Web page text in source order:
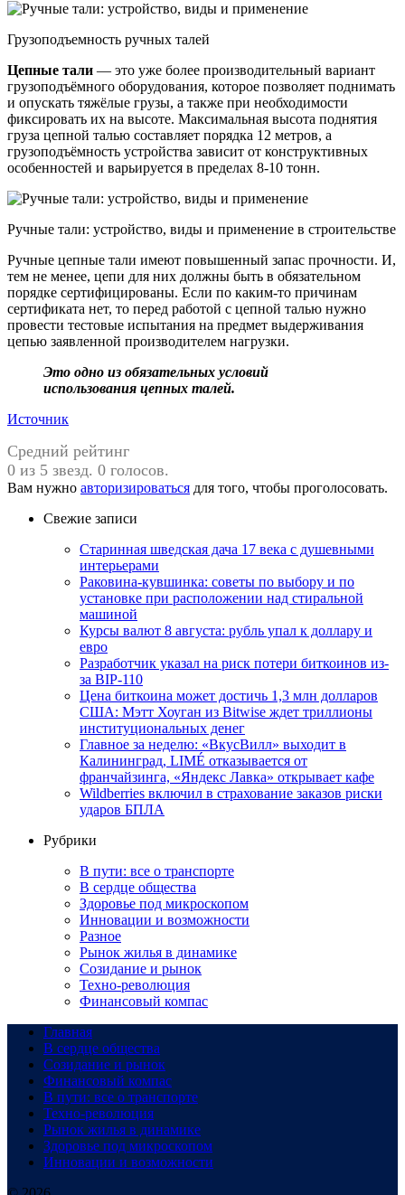
Грузоподъемность ручных талей
Цепные тали — это уже более производительный вариант
грузоподъёмного оборудования, которое позволяет поднимать
и опускать тяжёлые грузы, а также при необходимости
фиксировать их на высоте. Максимальная высота поднятия
груза цепной талью составляет порядка 12 метров, а
грузоподъёмность устройства зависит от конструктивных
особенностей и варьируется в пределах 8-10 тонн.
Ручные тали: устройство, виды и применение в строительстве
Ручные цепные тали имеют повышенный запас прочности. И,
тем не менее, цепи для них должны быть в обязательном
порядке сертифицированы. Если по каким-то причинам
сертификата нет, то перед работой с цепной талью нужно
провести тестовые испытания на предмет выдерживания
цепью заявленной производителем нагрузки.
Это одно из обязательных условий
использования цепных талей.
Источник
Средний рейтинг
0 из 5 звезд. 0 голосов.
Вам нужно авторизироваться для того, чтобы проголосовать.
Свежие записи
Старинная шведская дача 17 века с душевными
интерьерами
Раковина-кувшинка: советы по выбору и по
установке при расположении над стиральной
машиной
Курсы валют 8 августа: рубль упал к доллару и
евро
Разработчик указал на риск потери биткоинов из-
за BIP-110
Цена биткоина может достичь 1,3 млн долларов
США: Мэтт Хоуган из Bitwise ждет триллионы
институциональных денег
Главное за неделю: «ВкусВилл» выходит в
Калининград, LIMÉ отказывается от
франчайзинга, «Яндекс Лавка» открывает кафе
Wildberries включил в страхование заказов риски
ударов БПЛА
Рубрики
В пути: все о транспорте
В сердце общества
Здоровье под микроскопом
Инновации и возможности
Разное
Рынок жилья в динамике
Созидание и рынок
Техно-революция
Финансовый компас
Главная
В сердце общества
Созидание и рынок
Финансовый компас
В пути: все о транспорте
Техно-революция
Рынок жилья в динамике
Здоровье под микроскопом
Инновации и возможности